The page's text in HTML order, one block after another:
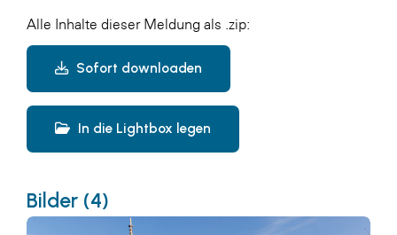
Alle Inhalte dieser Meldung als .zip:
Sofort downloaden
In die Lightbox legen
Bilder (4)